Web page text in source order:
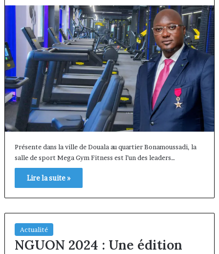
Présente dans la ville de Douala au quartier Bonamoussadi, la
salle de sport Mega Gym Fitness est l’un des leaders…
Lire la suite »
Actualité
NGUON 2024 : Une édition